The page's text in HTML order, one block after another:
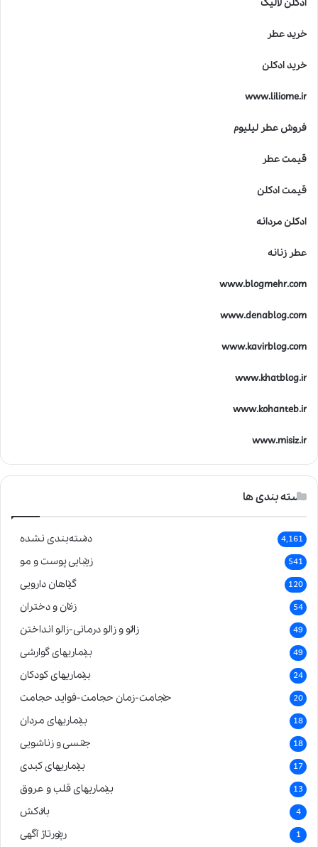
ادکلن لالیک
خرید عطر
خرید ادکلن
www.liliome.ir
فروش عطر لیلیوم
قیمت عطر
قیمت ادکلن
ادکلن مردانه
عطر زنانه
www.blogmehr.com
www.denablog.com
www.kavirblog.com
www.khatblog.ir
www.kohanteb.ir
www.misiz.ir
دسته بندی ها
دسته‌بندی نشده 4,161
زیبایی پوست و مو 541
گیاهان دارویی 120
زنان و دختران 54
زالو و زالو درمانی-زالو انداختن 49
بیماریهای گوارشی 49
بیماریهای کودکان 24
حجامت-زمان حجامت-فواید حجامت 20
بیماریهای مردان 18
جنسی و زناشویی 18
بیماریهای کبدی 17
بیماریهای قلب و عروق 13
بادکش 4
رپورتاژ آگهی 1